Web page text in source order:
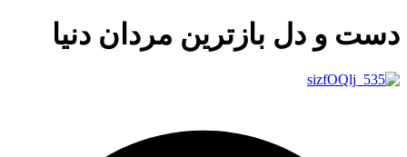
دست و دل بازترین مردان دنیا